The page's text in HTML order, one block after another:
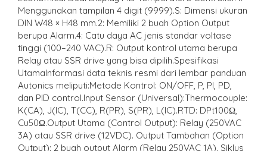
Menggunakan tampilan 4 digit (9999).S: Dimensi ukuran
DIN W48 × H48 mm.2: Memiliki 2 buah Option Output
berupa Alarm.4: Catu daya AC jenis standar voltase
tinggi (100–240 VAC).R: Output kontrol utama berupa
Relay atau SSR drive yang bisa dipilih.Spesifikasi
UtamaInformasi data teknis resmi dari lembar panduan
Autonics meliputi:Metode Kontrol: ON/OFF, P, PI, PD,
dan PID control.Input Sensor (Universal):Thermocouple:
K(CA), J(IC), T(CC), R(PR), S(PR), L(IC).RTD: DPt100Ω,
Cu50Ω.Output Utama (Control Output): Relay (250VAC
3A) atau SSR drive (12VDC). Output Tambahan (Option
Output): 2 buah output Alarm (Relay 250VAC 1A). Siklus